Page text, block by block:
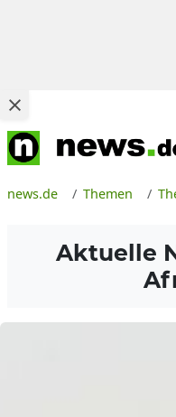
news.de Themen
Aktuelle